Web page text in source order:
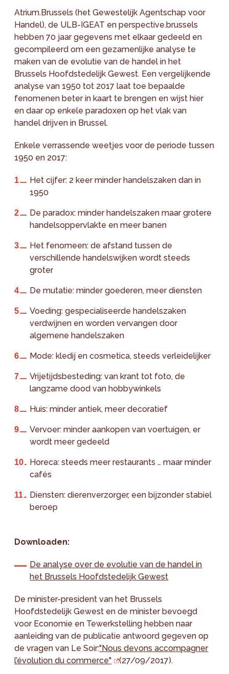
Atrium.Brussels (het Gewestelijk Agentschap voor
Handel), de ULB-IGEAT en perspective.brussels
hebben 70 jaar gegevens met elkaar gedeeld en
gecompileerd om een gezamenlijke analyse te
maken van de evolutie van de handel in het
Brussels Hoofdstedelijk Gewest. Een vergelijkende
analyse van 1950 tot 2017 laat toe bepaalde
fenomenen beter in kaart te brengen en wijst hier
en daar op enkele paradoxen op het vlak van
handel drijven in Brussel.
Enkele verrassende weetjes voor de periode tussen
1950 en 2017:
Het cijfer: 2 keer minder handelszaken dan in
1950
De paradox: minder handelszaken maar grotere
handelsoppervlakte en meer banen
Het fenomeen: de afstand tussen de
verschillende handelswijken wordt steeds
groter
De mutatie: minder goederen, meer diensten
Voeding: gespecialiseerde handelszaken
verdwijnen en worden vervangen door
algemene handelszaken
Mode: kledij en cosmetica, steeds verleidelijker
Vrijetijdsbesteding: van krant tot foto, de
langzame dood van hobbywinkels
Huis: minder antiek, meer decoratief
Vervoer: minder aankopen van voertuigen, er
wordt meer gedeeld
Horeca: steeds meer restaurants … maar minder
cafés
Diensten: dierenverzorger, een bijzonder stabiel
beroep
Downloaden:
De analyse over de evolutie van de handel in
het Brussels Hoofdstedelijk Gewest
De minister-president van het Brussels
Hoofdstedelijk Gewest en de minister bevoegd
voor Economie en Tewerkstelling hebben naar
aanleiding van de publicatie antwoord gegeven op
de vragen van Le Soir:"Nous devons accompagner
l’évolution du commerce"
(27/09/2017).